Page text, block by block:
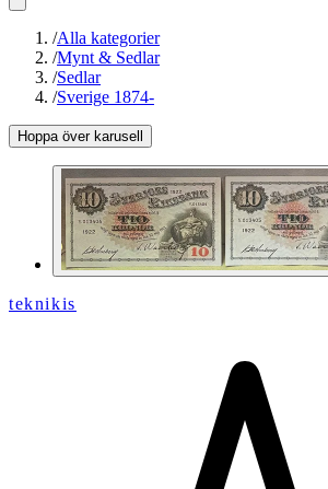
/Alla kategorier
/Mynt & Sedlar
/Sedlar
/Sverige 1874-
Hoppa över karusell
teknikis